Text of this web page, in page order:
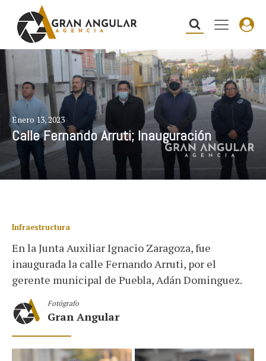
Enero 13, 2023
Calle Fernando Arruti; Inauguración
Infraestructura
En la Junta Auxiliar Ignacio Zaragoza, fue
inaugurada la calle Fernando Arruti, por el
gerente municipal de Puebla, Adán Dominguez.
Fotógrafo
Gran Angular